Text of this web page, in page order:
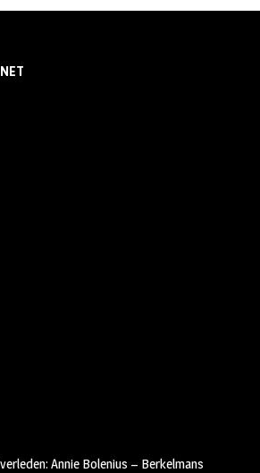
Annie Bolenius – Berkelmans